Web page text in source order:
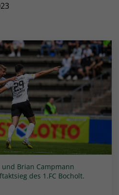
Brian Campmann
des 1.FC Bocholt.